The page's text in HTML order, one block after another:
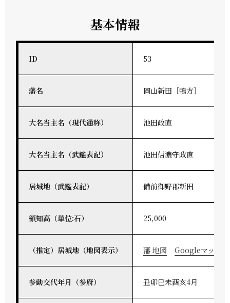
基本情報
ID 53
藩名 岡山新田［鴨方］
大名当主名（現代通称） 池田政直
大名当主名（武鑑表記） 池田信濃守政直
居城地（武鑑表記） 備前御野郡新田
領知高（単位:石） 25,000
（推定）居城地（地図表示） 藩 地図 Googleマップ
参勤交代年月（参府） 丑卯巳未酉亥4月